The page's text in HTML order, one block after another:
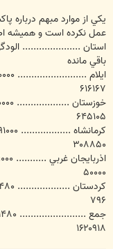
يكي از موارد مبهم
عمل نكرده است و هميشه
استان .....................
باقي مانده
۶۱۶۱۶۷
۶۴۵۱۰۵
۳۰۸۸۵۰
۵۰۰۰۰
۷۹۶
۱۶۲۰۹۱۸